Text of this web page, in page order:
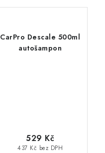
CarPro Descale 500ml
autošampon
437 Kč bez DPH
529 Kč